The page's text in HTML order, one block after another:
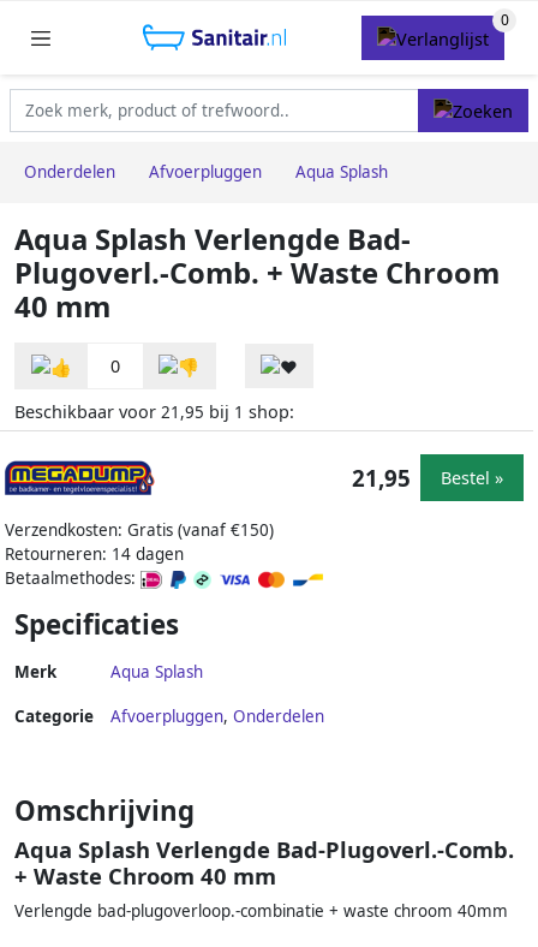
Onderdelen Afvoerpluggen Aqua Splash
Aqua Splash Verlengde Bad-
Plugoverl.-Comb. + Waste Chroom
40 mm
0
Beschikbaar voor 21,95 bij 1 shop:
Verzendkosten: Gratis (vanaf €150)
Retourneren: 14 dagen
Betaalmethodes:
21,95 Bestel »
Specificaties
Merk Aqua Splash
Categorie Afvoerpluggen, Onderdelen
Omschrijving
Aqua Splash Verlengde Bad-Plugoverl.-Comb.
+ Waste Chroom 40 mm
Verlengde bad-plugoverloop.-combinatie + waste chroom 40mm